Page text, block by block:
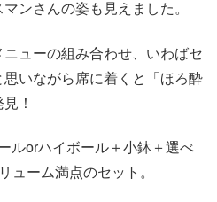
ンさんの姿も見えました。
ューの組み合わせ、いわばセ
いながら席に着くと「ほろ酔
！
ルorハイボール＋小鉢＋選べ
ューム満点のセット。